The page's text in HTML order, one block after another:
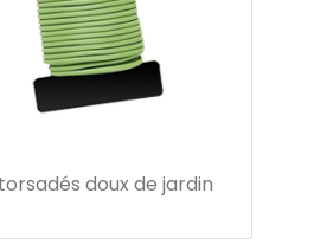
doux de jardin